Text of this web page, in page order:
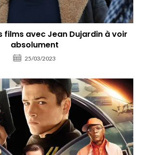
films avec Jean Dujardin à voir
absolument
25/03/2023